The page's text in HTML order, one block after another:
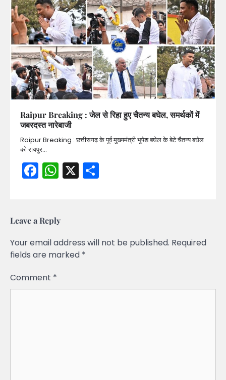
Raipur Breaking : जेल से रिहा हुए चैतन्य बघेल, समर्थकों में
जबरदस्त नारेबाजी
Raipur Breaking : छत्तीसगढ़ के पूर्व मुख्यमंत्री भूपेश बघेल के बेटे चैतन्य बघेल
को रायपुर…
Facebook
WhatsApp
X
Leave a Reply
Your email address will not be published. Required
fields are marked *
Comment *